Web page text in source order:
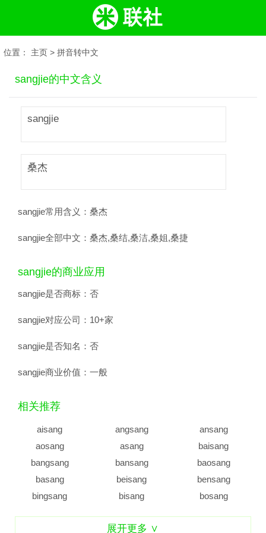
位置： 主页 > 拼音转中文
sangjie的中文含义
sangjie
桑杰
sangjie常用含义： 桑杰
sangjie全部中文： 桑杰,桑结,桑洁,桑姐,桑捷
sangjie的商业应用
sangjie是否商标： 否
sangjie对应公司： 10+家
sangjie是否知名： 否
sangjie商业价值： 一般
相关推荐
aisang angsang
ansang
aosang
asang
baisang
bangsang
bansang
baosang
basang
beisang
bensang
bingsang
bisang
bosang
casang
展开更多 ∨